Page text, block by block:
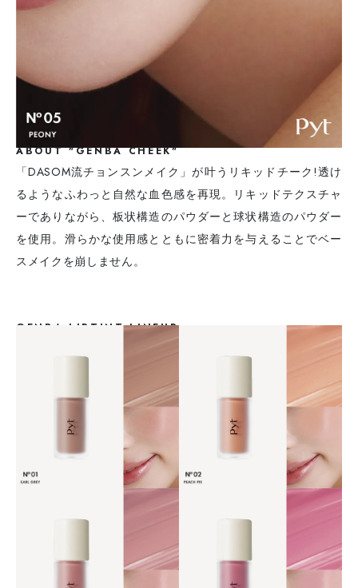
ABOUT "GENBA CHEEK"
「DASOM流チョンスンメイク」が叶うリキッドチーク!透け
るようなふわっと自然な血色感を再現。リキッドテクスチャ
ーでありながら、板状構造のパウダーと球状構造のパウダー
を使用。滑らかな使用感とともに密着力を与えることでベー
スメイクを崩しません。
GENBA LIPTINT LINEUP